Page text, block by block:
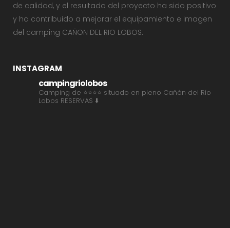
de calidad, y el resultado del proyecto ha sido positivo
y ha contribuido a mejorar el equipamiento e imagen
del camping CAÑON DEL RIO LOBOS.
INSTAGRAM
campingriolobos
Camping de ⭐⭐⭐⭐ situado en pleno Cañón del Río
Lobos RESERVAS ⬇️